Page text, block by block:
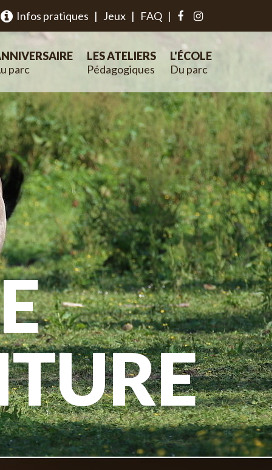
Infos pratiques | Jeux | FAQ |
parc
LES ATELIERS
Pédagogiques
L'ÉCOLE
Du parc